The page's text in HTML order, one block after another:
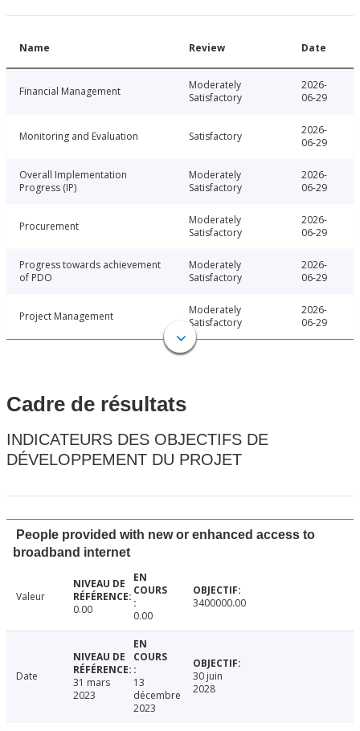
Name Review Date
Financial Management
Moderately
Satisfactory
2026-
06-29
Monitoring and Evaluation Satisfactory
2026-
06-29
Overall Implementation
Progress (IP)
Moderately
Satisfactory
2026-
06-29
Procurement
Moderately
Satisfactory
2026-
06-29
Progress towards achievement
of PDO
Moderately
Satisfactory
2026-
06-29
Project Management
Moderately
Satisfactory
2026-
06-29
Cadre de résultats
INDICATEURS DES OBJECTIFS DE
DÉVELOPPEMENT DU PROJET
People provided with new or enhanced access to
broadband internet
Valeur
0.00
0.00
3400000.00
Date
31 mars
2023
13
décembre
2023
30 juin
2028